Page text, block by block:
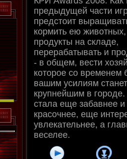
предыдущей части
предстоит
кормить ею животных,
продукты на складе,
перерабатывать и
- в общем, вести
которое со временем
вашим усилиям станет
крупнейшим в
стала еще забавнее и
красочнее, еще
увлекательнее, а
веселее.